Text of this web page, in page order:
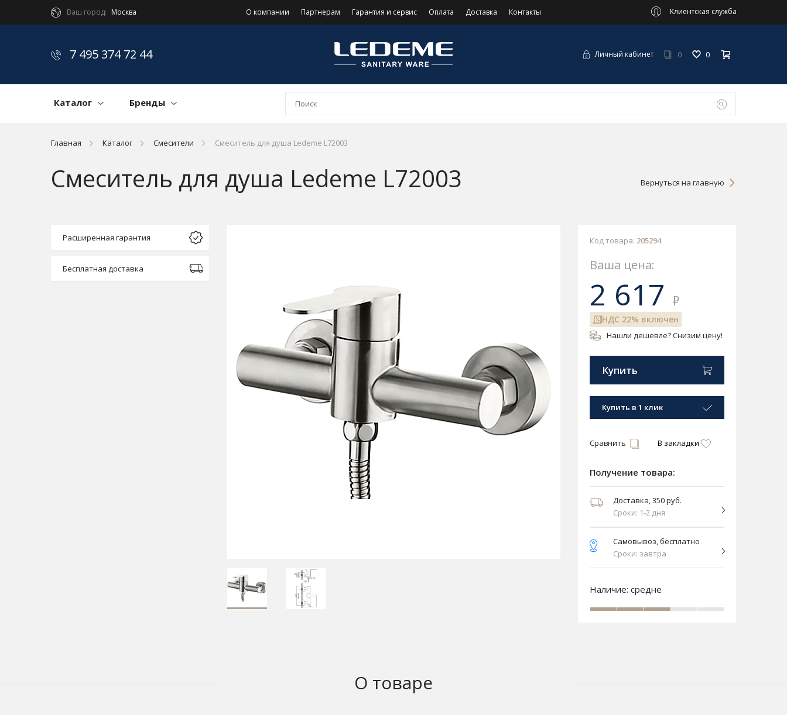
Ваш город: Москва О компании Партнерам Гарантия и сервис Оплата Доставка Контакты Клиентская служба
7 495 374 72 44 Личный кабинет 0 0
Каталог Бренды
Главная Каталог Смесители Смеситель для душа Ledeme L72003
Смеситель для душа Ledeme L72003 Вернуться на главную
Расширенная гарантия
Бесплатная доставка
Код товара: 205294
Ваша цена:
2 617 ₽
НДС 22% включен
Нашли дешевле? Снизим цену!
Купить
Купить в 1 клик
Сравнить В закладки
Получение товара:
Доставка, 350 руб.
Сроки: 1-2 дня
Самовывоз, бесплатно
Сроки: завтра
Наличие: средне
О товаре